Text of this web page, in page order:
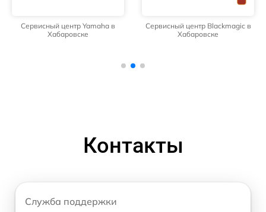
Сервисный центр Yamaha в
Хабаровске
Сервисный центр Blackmagic в
Хабаровске
Контакты
Служба поддержки